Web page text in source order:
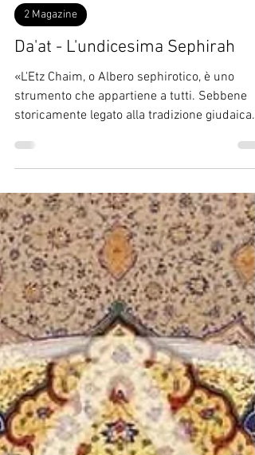
Alberto Tebaldi
15 set 2025
Tempo di lettura: 4 min
2 Magazine
«L'Etz Chaim, o Albero sephirotico, è uno
strumento che appartiene a tutti. Sebbene
storicamente legato alla tradizione giudaica...